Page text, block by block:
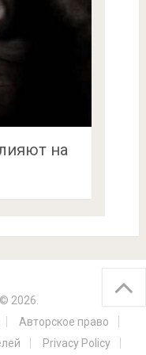
на
2026.
Авторское право
Privacy Policy